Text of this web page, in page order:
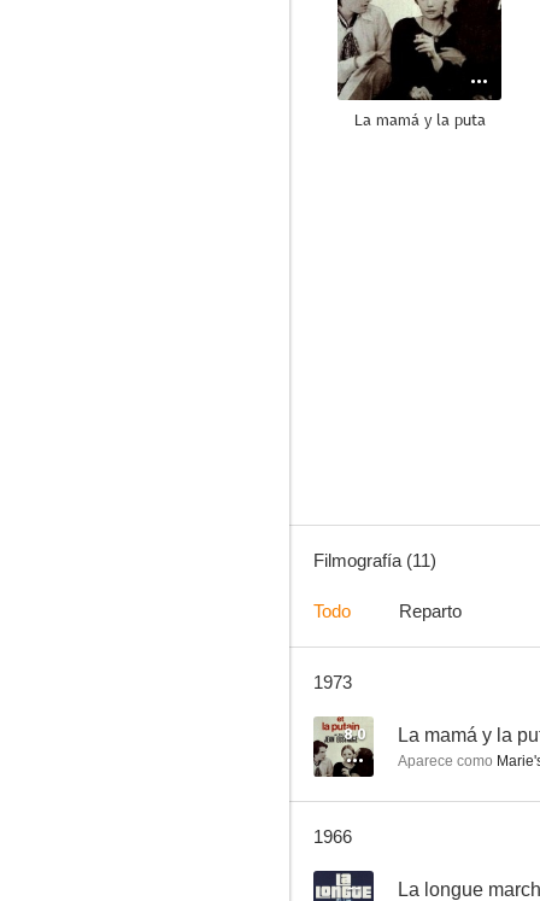
La mamá y la puta
--
Filmografía (11)
Todo Reparto
1973
8.0 La mamá y la
Aparece como
1966
-- La longue